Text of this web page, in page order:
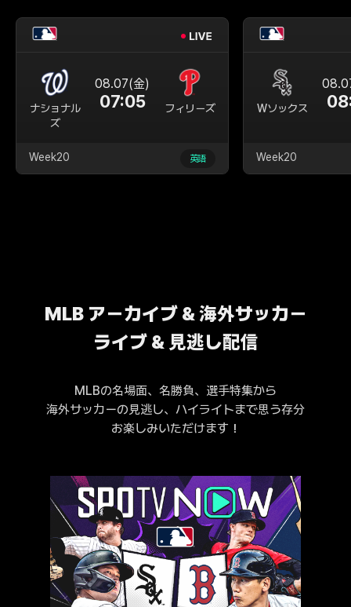
ナショナル
ズ
08.07(金)
07:05 フィリーズ
Week20 英語
Wソックス
Week20
MLB アーカイブ & 海外サッカー
ライブ & 見逃し配信
MLBの名場面、名勝負、選手特集から
海外サッカーの見逃し、ハイライトまで思う存分
お楽しみいただけます！